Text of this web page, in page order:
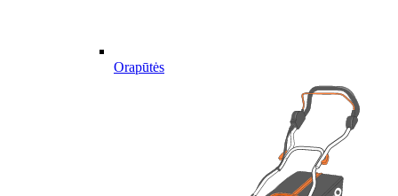
Orapūtės